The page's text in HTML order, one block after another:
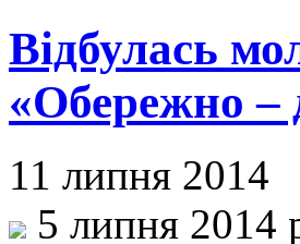
Відбулась
«Обережно –
11 липня 2014
5 липня 2014